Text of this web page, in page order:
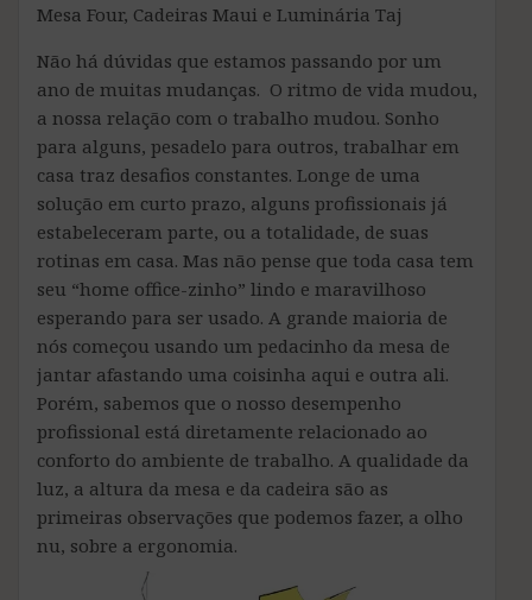
Mesa Four, Cadeiras Maui e Luminária Taj
Não há dúvidas que estamos passando por um
ano de muitas mudanças. O ritmo de vida mudou,
a nossa relação com o trabalho mudou. Sonho
para alguns, pesadelo para outros, trabalhar em
casa traz desafios constantes. Longe de uma
solução em curto prazo, alguns profissionais já
estabeleceram parte, ou a totalidade, de suas
rotinas em casa. Mas não pense que toda casa tem
seu “home office-zinho” lindo e maravilhoso
esperando para ser usado. A grande maioria de
nós começou usando um pedacinho da mesa de
jantar afastando uma coisinha aqui e outra ali.
Porém, sabemos que o nosso desempenho
profissional está diretamente relacionado ao
conforto do ambiente de trabalho. A qualidade da
luz, a altura da mesa e da cadeira são as
primeiras observações que podemos fazer, a olho
nu, sobre a ergonomia.